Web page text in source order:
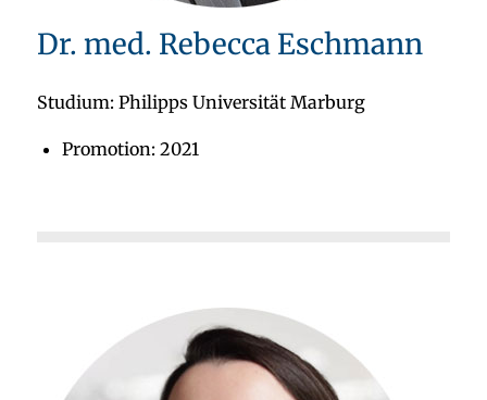
Dr. med. Rebecca Eschmann
Studium: Philipps Universität Marburg
Promotion: 2021